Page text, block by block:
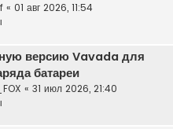
« 01 авг 2026, 11:54
версию Vavada для
батареи
« 31 июл 2026, 21:40